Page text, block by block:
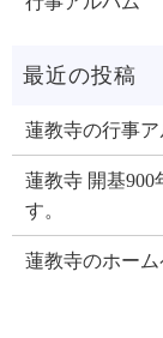
蓮教寺の行事ア
蓮教寺 開基900
す。
蓮教寺のホーム